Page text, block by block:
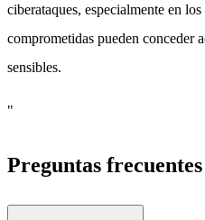
ciberataques, especialmente en
comprometidas pueden conceder
sensibles.
"
Preguntas